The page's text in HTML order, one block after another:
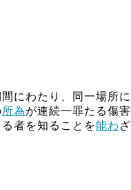
にわたり、同一場所に
所為が連続一罪たる傷害
者を知ることを能わ ざ